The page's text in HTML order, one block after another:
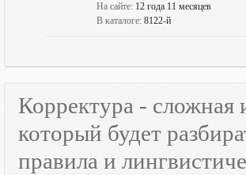
На сайте: 12 года 11 месяцев
В каталоге: 8122-й
Корректура - сложная
который будет
правила и